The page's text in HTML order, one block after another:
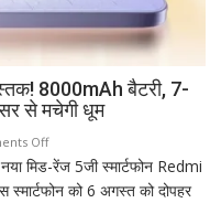
और
व्रत
का
महत्व
8000mAh बैटरी, 7-
से मचेगी धूम
Offon
Redmi
का
मिड-रेंज 5जी स्मार्टफोन Redmi
को 6 अगस्त को दोपहर